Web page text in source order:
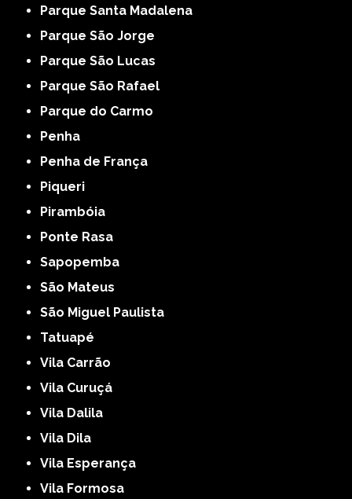
Parque Santa Madalena
Parque São Jorge
Parque São Lucas
Parque São Rafael
Parque do Carmo
Penha
Penha de França
Piqueri
Pirambóia
Ponte Rasa
Sapopemba
São Mateus
São Miguel Paulista
Tatuapé
Vila Carrão
Vila Curuçá
Vila Dalila
Vila Dila
Vila Esperança
Vila Formosa